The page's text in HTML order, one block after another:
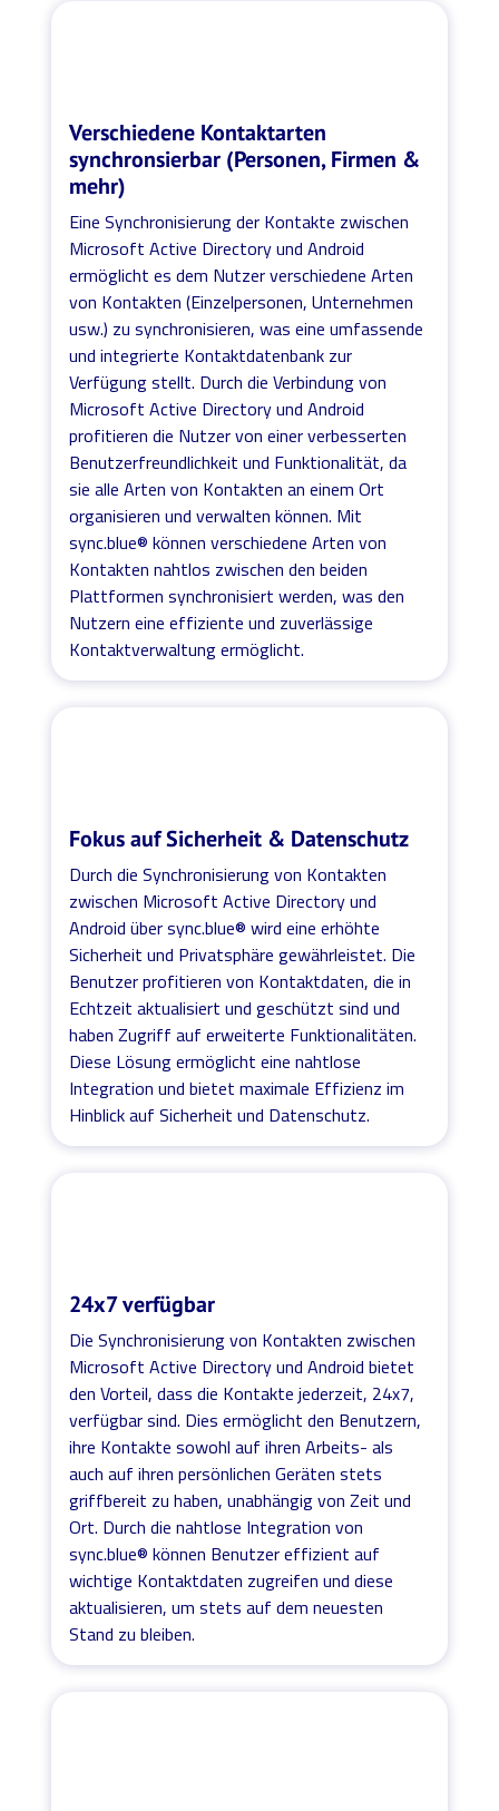
Verschiedene Kontaktarten
synchronsierbar (Personen, Firmen &
mehr)
Eine Synchronisierung der Kontakte zwischen
Microsoft Active Directory und Android
ermöglicht es dem Nutzer verschiedene Arten
von Kontakten (Einzelpersonen, Unternehmen
usw.) zu synchronisieren, was eine umfassende
und integrierte Kontaktdatenbank zur
Verfügung stellt. Durch die Verbindung von
Microsoft Active Directory und Android
profitieren die Nutzer von einer verbesserten
Benutzerfreundlichkeit und Funktionalität, da
sie alle Arten von Kontakten an einem Ort
organisieren und verwalten können. Mit
sync.blue® können verschiedene Arten von
Kontakten nahtlos zwischen den beiden
Plattformen synchronisiert werden, was den
Nutzern eine effiziente und zuverlässige
Kontaktverwaltung ermöglicht.
Fokus auf Sicherheit & Datenschutz
Durch die Synchronisierung von Kontakten
zwischen Microsoft Active Directory und
Android über sync.blue® wird eine erhöhte
Sicherheit und Privatsphäre gewährleistet. Die
Benutzer profitieren von Kontaktdaten, die in
Echtzeit aktualisiert und geschützt sind und
haben Zugriff auf erweiterte Funktionalitäten.
Diese Lösung ermöglicht eine nahtlose
Integration und bietet maximale Effizienz im
Hinblick auf Sicherheit und Datenschutz.
24x7 verfügbar
Die Synchronisierung von Kontakten zwischen
Microsoft Active Directory und Android bietet
den Vorteil, dass die Kontakte jederzeit, 24x7,
verfügbar sind. Dies ermöglicht den Benutzern,
ihre Kontakte sowohl auf ihren Arbeits- als
auch auf ihren persönlichen Geräten stets
griffbereit zu haben, unabhängig von Zeit und
Ort. Durch die nahtlose Integration von
sync.blue® können Benutzer effizient auf
wichtige Kontaktdaten zugreifen und diese
aktualisieren, um stets auf dem neuesten
Stand zu bleiben.